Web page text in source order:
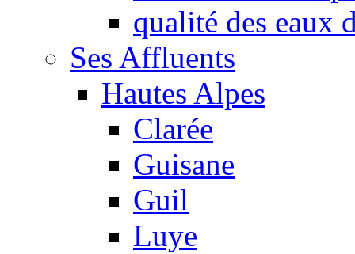
qualité des eaux
Ses Affluents
Hautes Alpes
Clarée
Guisane
Guil
Luye